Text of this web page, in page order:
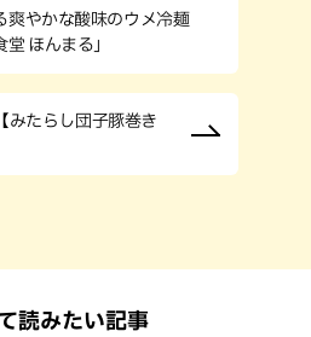
爽やかな酸味のウメ冷麺
堂 ほんまる」
みたらし団子豚巻き
読みたい記事